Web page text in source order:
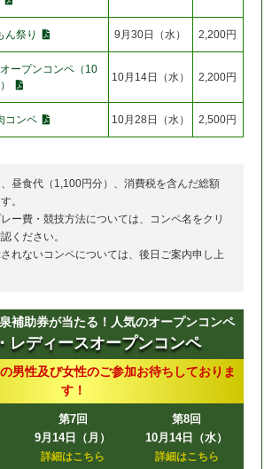
ん祭り 9月30日（水） 2,200円
ープンコンペ（10
10月14日（水） 2,200円
コンペ 10月28日（水） 2,500円
昼食代（1,100円分）、消費税を含んだ総額
。
ー費・競技方法については、コンペ名をクリ
ください。
されないコンペについては、後日ご案内申し上
補助券が当たる！人気のオープンコンペ
レディースオープンコンペ
男性及び女性のご参加お待ちしておりま
す！
第7回
9月14日（月）
詳細はこちら
第8回
10月14日（水）
詳細はこちら